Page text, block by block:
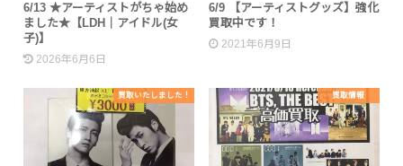
6/13 ★アーティストがちゃ始め
ました★【LDH｜アイドル(女
子)】
2026年6月6日
6/9 【アーティストグッズ】強化
買取中です！
2021年6月9日
買取いたしました！ 買取情報